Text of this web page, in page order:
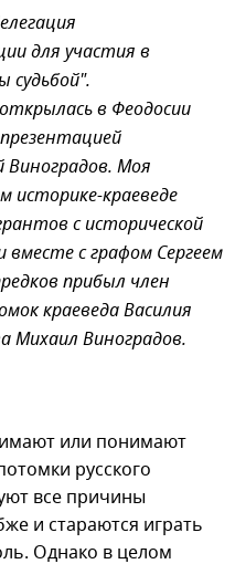
для участия в
судьбой".
в Феодосии
Виноградов. Моя
историке-краеведе
с исторической
вместе с графом Сергеем
прибыл член
краеведа Василия
Михаил Виноградов.
или понимают
русского
все причины
и стараются играть
Однако в целом